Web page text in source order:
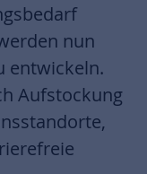
nun
entwickeln.
Aufstockung